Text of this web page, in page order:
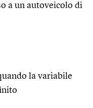
a un autoveicolo di
la variabile